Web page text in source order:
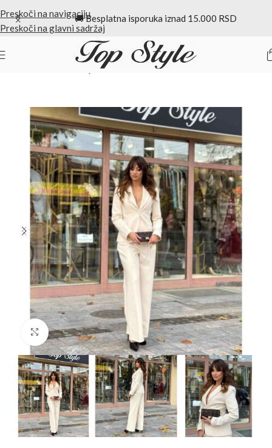
Preskoči na navigaciju
Preskoči na glavni sadržaj
🚚 Besplatna isporuka iznad 15.000 RSD
Ženski kompleti
Kliknite da biste uvećali